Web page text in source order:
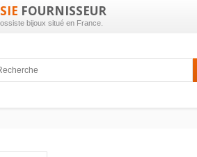
FOURNISSEUR
bijoux situé en France.